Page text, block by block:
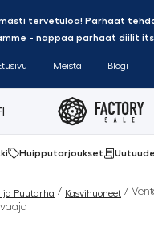
tervetuloa! Parhaat
- nappaa parhaat diilit
Meistä Blogi
Huipputarjoukset
ja Puutarha / Kasvihuoneet /